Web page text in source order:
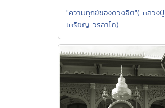
"ความทุกข์ของดวงจิต"( หลวงปู่
เหรียญ วรลาโภ)